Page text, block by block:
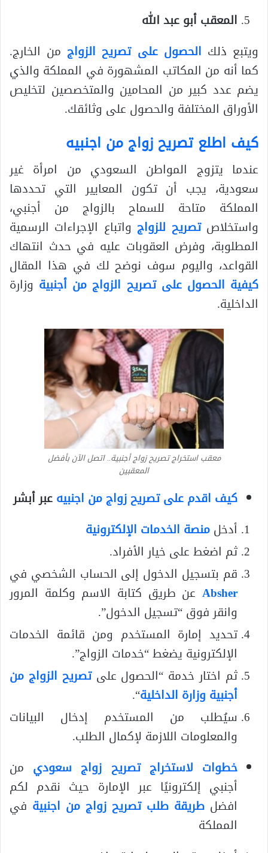
المعقب أبو عبد الله
ويتبع ذلك الحصول على تصريح الزواجمن الخارج.
كما أنه من المكاتب المشهورة في المملكة والذي
يضم عدد كبير من المحامين والمتخصصين لتخليص
الأوراق المختلفة والحصول على وثائقك.
كيف اطلع تصريح زواج من اجنبيه
عندما يتزوج المواطن السعودي من امرأة غير
سعودية، يجب أن تكون المعايير التي تحددها
المملكة متاحة للسماح بالزواج من أجنبي،
واستخلاص تصريح للزواجواتباع الإجراءات الرسمية
المطلوبة، وفرض العقوبات عليه في حدث انتهاك
القواعد، واليوم سوف نوضح لك في هذا المقال
كيفية الحصول على تصريح الزواج من أجنبية وزارة
الداخلية.
معقب استخراج تصريح زواج أجنبية.. اتصل الآن بأفضل
المعقبين
كيف اقدم على تصريح زواج من اجنبيهعبر أبشر
أدخلمنصة الخدمات الإلكترونية
ثم اضغط على خيار الأفراد.
قم بتسجيل الدخول إلى الحساب الشخصي في
Absher عن طريق كتابة الاسم وكلمة المرور
وانقر فوق “تسجيل الدخول”.
تحديد إمارة المستخدم ومن قائمة الخدمات
الإلكترونية يضغط “خدمات الزواج”.
ثم اختار خدمة “الحصول على تصريح الزواج من
أجنبية وزارة الداخلية“.
سيُطلب من المستخدم إدخال البيانات
والمعلومات اللازمة لإكمال الطلب.
خطوات لاستخراج تصريح زواج سعودي من
أجنبي إلكترونيًا عبر الإمارة حيث نقدم لكم
افضل طريقة طلب تصريح زواج من اجنبية في
المملكة